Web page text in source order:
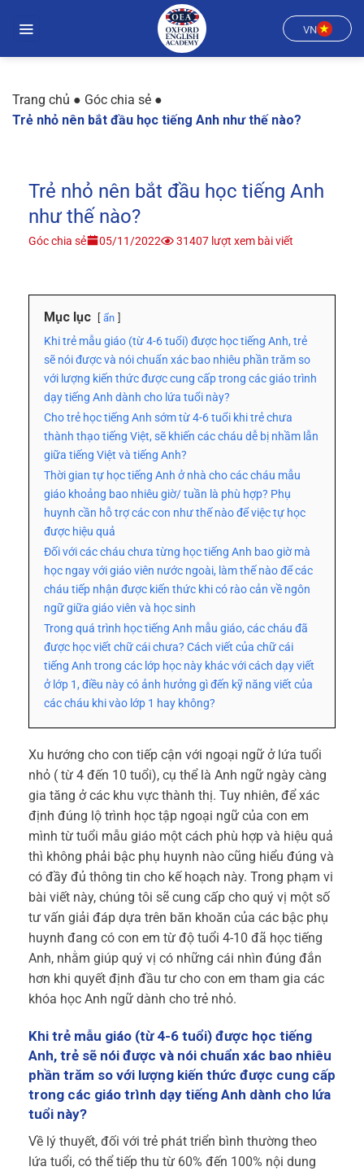
đến
VN
Trang chủ ● Góc chia sẻ ●
Trẻ nhỏ nên bắt đầu học tiếng Anh như thế nào?
Trẻ nhỏ nên bắt đầu học tiếng Anh
như thế nào?
Góc chia sẻ 05/11/2022 31407 lượt xem bài viết
Mục lục ẩn
Khi trẻ mẫu giáo (từ 4-6 tuổi) được học tiếng Anh, trẻ
sẽ nói được và nói chuẩn xác bao nhiêu phần trăm so
với lượng kiến thức được cung cấp trong các giáo trình
dạy tiếng Anh dành cho lứa tuổi này?
Cho trẻ học tiếng Anh sớm từ 4-6 tuổi khi trẻ chưa
thành thạo tiếng Việt, sẽ khiến các cháu dễ bị nhầm lẫn
giữa tiếng Việt và tiếng Anh?
Thời gian tự học tiếng Anh ở nhà cho các cháu mẫu
giáo khoảng bao nhiêu giờ/ tuần là phù hợp? Phụ
huynh cần hỗ trợ các con như thế nào để việc tự học
được hiệu quả
Đối với các cháu chưa từng học tiếng Anh bao giờ mà
học ngay với giáo viên nước ngoài, làm thế nào để các
cháu tiếp nhận được kiến thức khi có rào cản về ngôn
ngữ giữa giáo viên và học sinh
Trong quá trình học tiếng Anh mẫu giáo, các cháu đã
được học viết chữ cái chưa? Cách viết của chữ cái
tiếng Anh trong các lớp học này khác với cách dạy viết
ở lớp 1, điều này có ảnh hưởng gì đến kỹ năng viết của
các cháu khi vào lớp 1 hay không?
Xu hướng cho con tiếp cận với ngoại ngữ ở lứa tuổi
nhỏ ( từ 4 đến 10 tuổi), cụ thể là Anh ngữ ngày càng
gia tăng ở các khu vực thành thị. Tuy nhiên, để xác
định đúng lộ trình học tập ngoại ngữ của con em
mình từ tuổi mẫu giáo một cách phù hợp và hiệu quả
thì không phải bậc phụ huynh nào cũng hiểu đúng và
có đầy đủ thông tin cho kế hoạch này. Trong phạm vi
bài viết này, chúng tôi sẽ cung cấp cho quý vị một số
tư vấn giải đáp dựa trên băn khoăn của các bậc phụ
huynh đang có con em từ độ tuổi 4-10 đã học tiếng
Anh, nhằm giúp quý vị có những cái nhìn đúng đắn
hơn khi quyết định đầu tư cho con em tham gia các
khóa học Anh ngữ dành cho trẻ nhỏ.
Khi trẻ mẫu giáo (từ 4-6 tuổi) được học tiếng
Anh, trẻ sẽ nói được và nói chuẩn xác bao nhiêu
phần trăm so với lượng kiến thức được cung cấp
trong các giáo trình dạy tiếng Anh dành cho lứa
tuổi này?
Về lý thuyết, đối với trẻ phát triển bình thường theo
lứa tuổi, có thể tiếp thu từ 60% đến 100% nội dung